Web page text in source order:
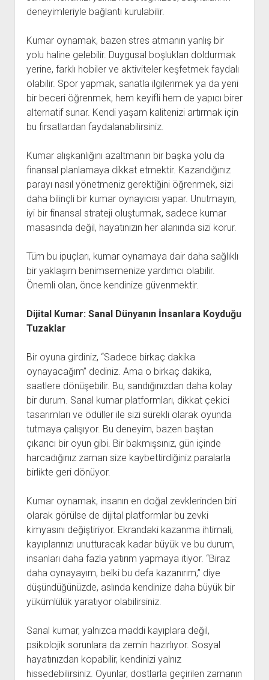
deneyimleriyle bağlantı kurulabilir.
Kumar oynamak, bazen stres atmanın yanlış bir
yolu haline gelebilir. Duygusal boşlukları doldurmak
yerine, farklı hobiler ve aktiviteler keşfetmek faydalı
olabilir. Spor yapmak, sanatla ilgilenmek ya da yeni
bir beceri öğrenmek, hem keyifli hem de yapıcı birer
alternatif sunar. Kendi yaşam kalitenizi artırmak için
bu fırsatlardan faydalanabilirsiniz.
Kumar alışkanlığını azaltmanın bir başka yolu da
finansal planlamaya dikkat etmektir. Kazandığınız
parayı nasıl yönetmeniz gerektiğini öğrenmek, sizi
daha bilinçli bir kumar oynayıcısı yapar. Unutmayın,
iyi bir finansal strateji oluşturmak, sadece kumar
masasında değil, hayatınızın her alanında sizi korur.
Tüm bu ipuçları, kumar oynamaya dair daha sağlıklı
bir yaklaşım benimsemenize yardımcı olabilir.
Önemli olan, önce kendinize güvenmektir.
Dijital Kumar: Sanal Dünyanın İnsanlara Koyduğu
Tuzaklar
Bir oyuna girdiniz, “Sadece birkaç dakika
oynayacağım” dediniz. Ama o birkaç dakika,
saatlere dönüşebilir. Bu, sandığınızdan daha kolay
bir durum. Sanal kumar platformları, dikkat çekici
tasarımları ve ödüller ile sizi sürekli olarak oyunda
tutmaya çalışıyor. Bu deneyim, bazen baştan
çıkarıcı bir oyun gibi. Bir bakmışsınız, gün içinde
harcadığınız zaman size kaybettirdiğiniz paralarla
birlikte geri dönüyor.
Kumar oynamak, insanın en doğal zevklerinden biri
olarak görülse de dijital platformlar bu zevki
kimyasını değiştiriyor. Ekrandaki kazanma ihtimali,
kayıplarınızı unutturacak kadar büyük ve bu durum,
insanları daha fazla yatırım yapmaya itiyor. “Biraz
daha oynayayım, belki bu defa kazanırım,” diye
düşündüğünüzde, aslında kendinize daha büyük bir
yükümlülük yaratıyor olabilirsiniz.
Sanal kumar, yalnızca maddi kayıplara değil,
psikolojik sorunlara da zemin hazırlıyor. Sosyal
hayatınızdan kopabilir, kendinizi yalnız
hissedebilirsiniz. Oyunlar, dostlarla geçirilen zamanın